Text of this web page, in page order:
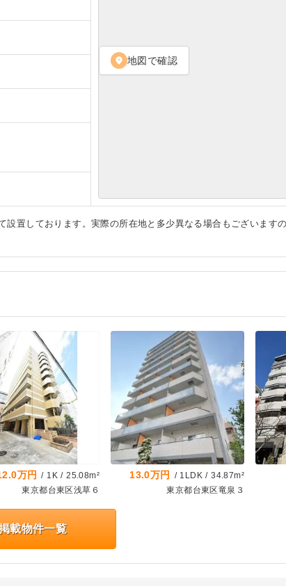
location_on 地図で確認
置しております。実際の所在地と多少異なる場合もございます
万円 / 1K /25.08m²
東京都台東区浅草６
13.0万円 / 1LDK /34.87m²
東京都台東区竜泉３
載物件一覧